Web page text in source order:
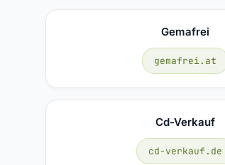
Gemafrei
gemafrei.at
Cd-Verkauf
cd-verkauf.de